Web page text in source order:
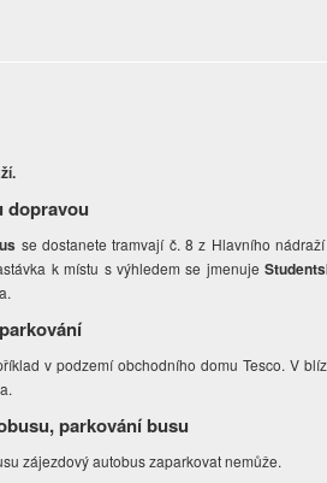
dopravou
se dostanete tramvají č. 8 z Hlavního
k místu s výhledem se jmenuje
v podzemí obchodního domu Tesco. V
parkování busu
zájezdový autobus zaparkovat nemůže.